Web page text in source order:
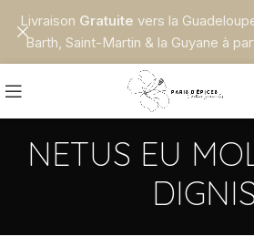
NETUS EU
DIGNIS
Livraison Gratuite vers la
Barth, Saint-Martin & la Guyane à